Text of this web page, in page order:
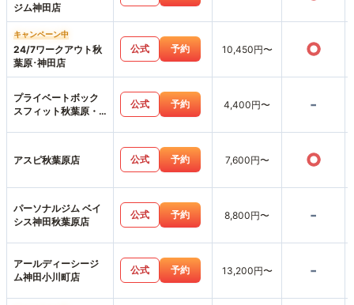
ジム神田店
キャンペーン中
24/7ワークアウト秋
葉原･神田店
公式 予約 10,450円〜 ○
プライベートボック
スフィット秋葉原・
公式 予約 4,400円〜 -
アスピ秋葉原店 公式 予約 7,600円〜 ○
パーソナルジム ベイ
シス神田秋葉原店
公式 予約 8,800円〜 -
アールディーシージ
ム神田小川町店
公式 予約 13,200円〜 -